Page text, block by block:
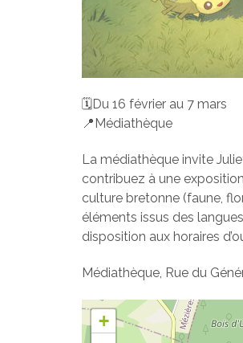
🗓️Du 16 février au 7 mars
📍Médiathèque
La médiathèque invite
contribuez à une
culture bretonne (faune,
éléments issus des
disposition aux horaires
Médiathèque, Rue du
+